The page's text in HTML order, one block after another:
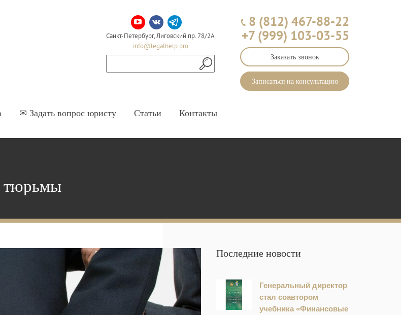
Санкт-Петербург, Лиговский пр. 78/2А
info@legalhelp.pro
8 (812) 467-88-22
+7 (999) 103-03-55
Заказать звонок
Записаться на консультацию
✉ Задать вопрос юристу Статьи Контакты
тюрьмы
Последние новости
Генеральный директор
стал соавтором
учебника «Финансовые